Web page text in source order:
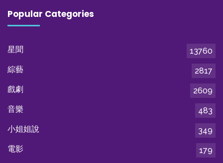
Popular Categories
星聞
13760
綜藝
2817
戲劇
2609
音樂
483
小姐姐說
349
電影
179